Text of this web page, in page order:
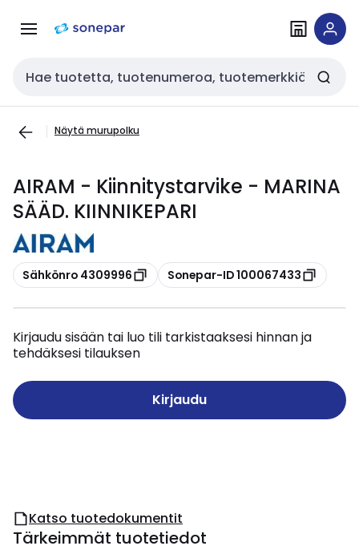
navigointiinsisältöön
Haku
Näytä murupolku
AIRAM - Kiinnitystarvike - MARINA
SÄÄD. KIINNIKEPARI
Kopioi
Sähkönro 4309996 Kopioi
Sonepar-ID 100067433
Kirjaudu sisään tai luo tili tarkistaaksesi hinnan ja
tehdäksesi tilauksen
Kirjaudu
Katso tuotedokumentit
Tärkeimmät tuotetiedot